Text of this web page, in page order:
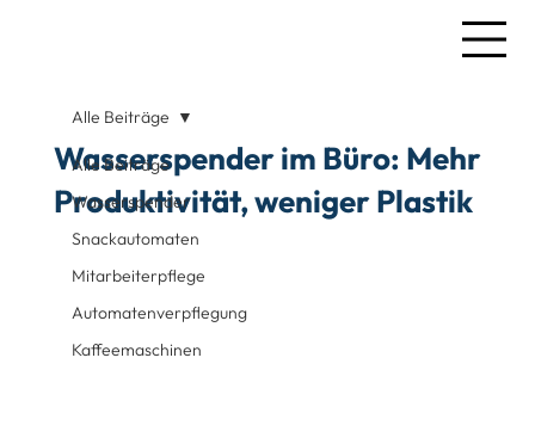
Alle Beiträge
Wasserspender
Snackautomaten
Mitarbeiterpflege
Automatenverpflegung
Kaffeemaschinen
Alle Beiträge
Wasserspender im Büro: Mehr
Produktivität, weniger Plastik